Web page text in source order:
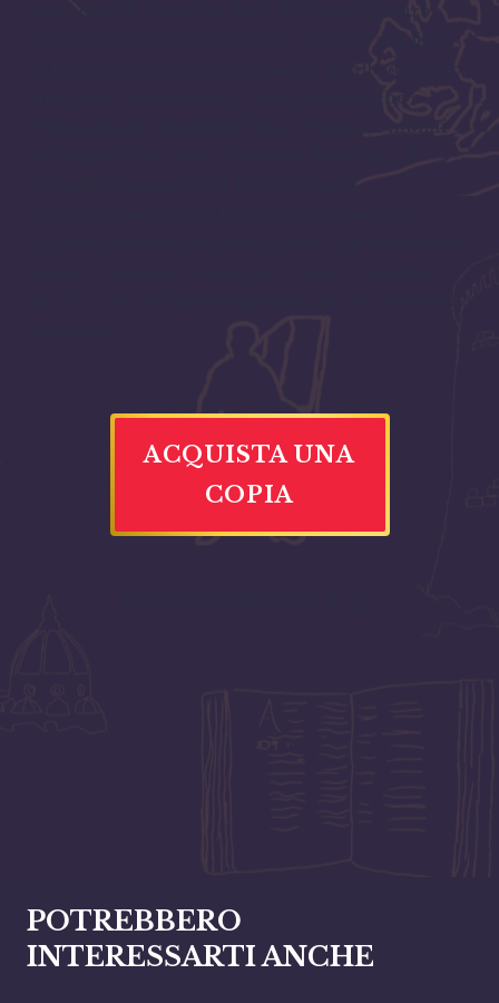
marchesa di Padula al duca di Ferrara; Arturo
del Cinquecento; Enrico Spinelli, Il Vallo di Diano,
una terra senza musica. Fonti archivistiche e
testimonianze materiali; Maria Pagano, I mulini
ACQUISTA UNA
COPIA
POTREBBERO
INTERESSARTI ANCHE